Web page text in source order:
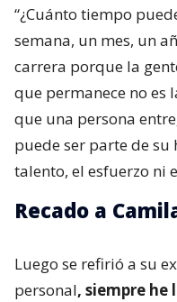
“¿Cuánto tiempo
semana, un mes, un
carrera porque la
que permanece no es
que una persona
puede ser parte de
talento, el esfuerzo ni
Recado a
Luego se refirió a su
personal, siempre he